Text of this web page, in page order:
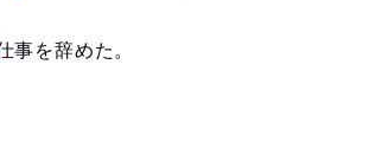
事を辞めた。